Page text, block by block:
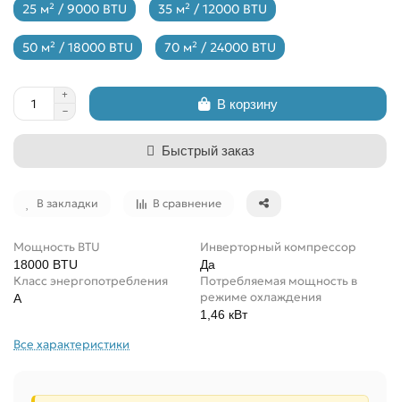
25 м² / 9000 BTU 35 м² / 12000 BTU
50 м² / 18000 BTU 70 м² / 24000 BTU
В корзину
Быстрый заказ
В закладки В сравнение
Мощность BTU
18000 BTU
Инверторный компрессор
Да
Класс энергопотребления
A
Потребляемая мощность в
режиме охлаждения
1,46 кВт
Все характеристики